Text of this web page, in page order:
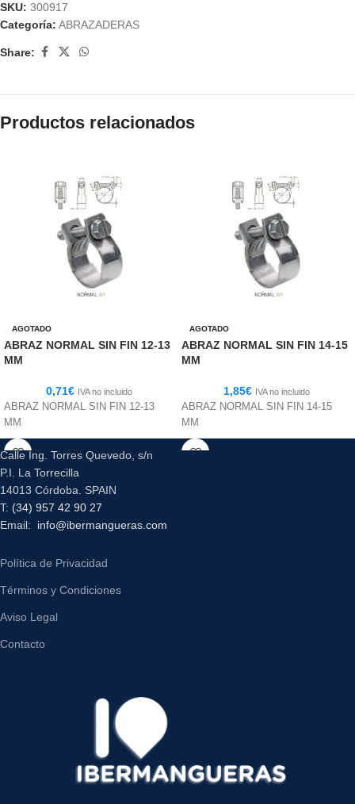
SKU: 300917
Categoría: ABRAZADERAS
Share:
Productos relacionados
AGOTADO
ABRAZ NORMAL SIN FIN 12-13
MM
0,71€ IVA no incluido
ABRAZ NORMAL SIN FIN 12-13
MM
AGOTADO
ABRAZ NORMAL SIN FIN 14-15
MM
1,85€ IVA no incluido
ABRAZ NORMAL SIN FIN 14-15
MM
Calle Ing. Torres Quevedo, s/n
P.I. La Torrecilla
14013 Córdoba. SPAIN
T: (34) 957 42 90 27
Email: info@ibermangueras.com
Política de Privacidad
Términos y Condiciones
Aviso Legal
Contacto